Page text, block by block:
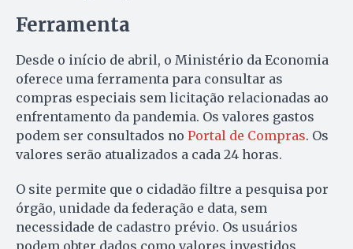
Ferramenta
Desde o início de abril, o Ministério da Economia
oferece uma ferramenta para consultar as
compras especiais sem licitação relacionadas ao
enfrentamento da pandemia. Os valores gastos
podem ser consultados no Portal de Compras. Os
valores serão atualizados a cada 24 horas.
O site permite que o cidadão filtre a pesquisa por
órgão, unidade da federação e data, sem
necessidade de cadastro prévio. Os usuários